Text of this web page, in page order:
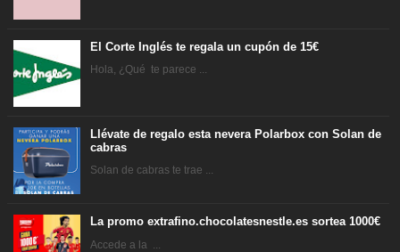
El Corte Inglés te regala un cupón de 15€
Hola, ¿Qué te parece ...
Llévate de regalo esta nevera Polarbox con Solan de
cabras
Solan de cabras te trae ...
La promo extrafino.chocolatesnestle.es sortea 1000€
Accede a la ...